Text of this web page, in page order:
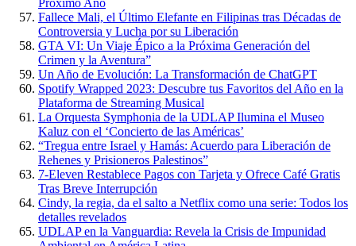
Próximo Año
Fallece Mali, el Último Elefante en Filipinas tras Décadas de
Controversia y Lucha por su Liberación
GTA VI: Un Viaje Épico a la Próxima Generación del
Crimen y la Aventura”
Un Año de Evolución: La Transformación de ChatGPT
Spotify Wrapped 2023: Descubre tus Favoritos del Año en la
Plataforma de Streaming Musical
La Orquesta Symphonia de la UDLAP Ilumina el Museo
Kaluz con el ‘Concierto de las Américas’
“Tregua entre Israel y Hamás: Acuerdo para Liberación de
Rehenes y Prisioneros Palestinos”
7-Eleven Restablece Pagos con Tarjeta y Ofrece Café Gratis
Tras Breve Interrupción
Cindy, la regia, da el salto a Netflix como una serie: Todos los
detalles revelados
UDLAP en la Vanguardia: Revela la Crisis de Impunidad